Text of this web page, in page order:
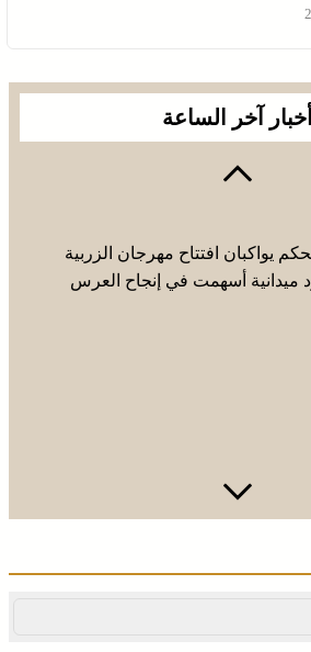
أخبار آخر الساعة
يواكبان افتتاح مهرجان الزربية
ميدانية أسهمت في إنجاح العرس